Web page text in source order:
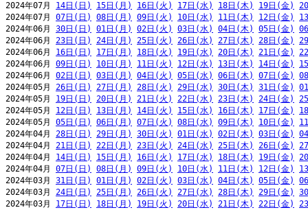
2024年07月 14日(日) 15日(月) 16日(火) 17日(水) 18日(木) 19日(金)
2024年07月 07日(日) 08日(月) 09日(火) 10日(水) 11日(木) 12日(金)
2024年06月 30日(日) 01日(月) 02日(火) 03日(水) 04日(木) 05日(金)
2024年06月 23日(日) 24日(月) 25日(火) 26日(水) 27日(木) 28日(金)
2024年06月 16日(日) 17日(月) 18日(火) 19日(水) 20日(木) 21日(金)
2024年06月 09日(日) 10日(月) 11日(火) 12日(水) 13日(木) 14日(金)
2024年06月 02日(日) 03日(月) 04日(火) 05日(水) 06日(木) 07日(金)
2024年05月 26日(日) 27日(月) 28日(火) 29日(水) 30日(木) 31日(金)
2024年05月 19日(日) 20日(月) 21日(火) 22日(水) 23日(木) 24日(金)
2024年05月 12日(日) 13日(月) 14日(火) 15日(水) 16日(木) 17日(金)
2024年05月 05日(日) 06日(月) 07日(火) 08日(水) 09日(木) 10日(金)
2024年04月 28日(日) 29日(月) 30日(火) 01日(水) 02日(木) 03日(金)
2024年04月 21日(日) 22日(月) 23日(火) 24日(水) 25日(木) 26日(金)
2024年04月 14日(日) 15日(月) 16日(火) 17日(水) 18日(木) 19日(金)
2024年04月 07日(日) 08日(月) 09日(火) 10日(水) 11日(木) 12日(金)
2024年03月 31日(日) 01日(月) 02日(火) 03日(水) 04日(木) 05日(金)
2024年03月 24日(日) 25日(月) 26日(火) 27日(水) 28日(木) 29日(金)
2024年03月 17日(日) 18日(月) 19日(火) 20日(水) 21日(木) 22日(金)